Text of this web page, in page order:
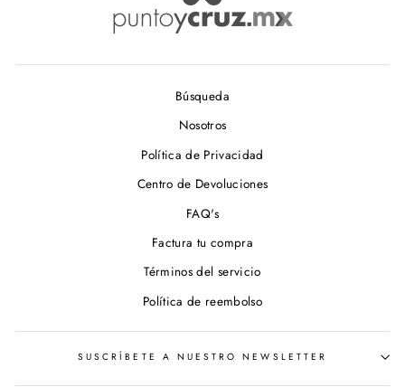
Búsqueda
Nosotros
Política de Privacidad
Centro de Devoluciones
FAQ's
Factura tu compra
Términos del servicio
Política de reembolso
SUSCRÍBETE A NUESTRO NEWSLETTER